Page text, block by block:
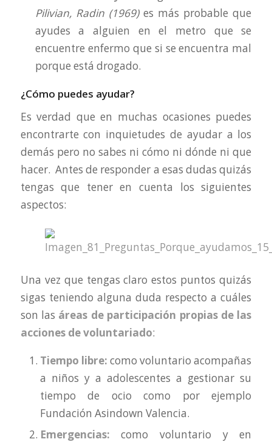
Pilivian, Radin (1969)es más probable que
ayudes a alguien en el metro que se
encuentre enfermo que si se encuentra mal
porque está drogado.
¿Cómo puedes ayudar?
Es verdad que en muchas ocasiones puedes
encontrarte con inquietudes de ayudar a los
demás pero no sabes ni cómo ni dónde ni que
hacer. Antes de responder a esas dudas quizás
tengas que tener en cuenta los siguientes
aspectos:
Una vez que tengas claro estos puntos quizás
sigas teniendo alguna duda respecto a cuáles
son las áreas de participación propias de las
acciones de voluntariado:
Tiempo libre: como voluntario acompañas
a niños y a adolescentes a gestionar su
tiempo de ocio como por ejemplo
Fundación Asindown Valencia.
Emergencias: como voluntario y en